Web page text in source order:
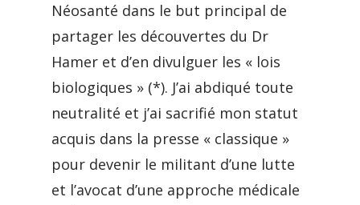
Néosanté dans le but principal de
partager les découvertes du Dr
Hamer et d’en divulguer les « lois
biologiques » (*). J’ai abdiqué toute
neutralité et j’ai sacrifié mon statut
acquis dans la presse « classique »
pour devenir le militant d’une lutte
et l’avocat d’une approche médicale